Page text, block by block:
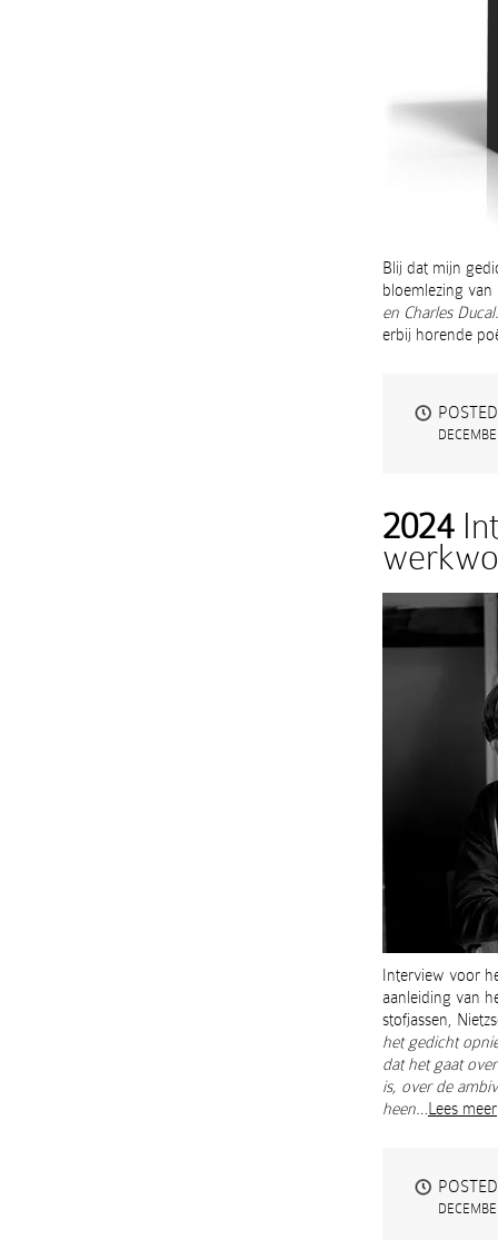
Blij dat mijn
bloemlezing
en Charles Ducal.
erbij horende
2024
Interview voor
aanleiding van
stofjassen,
het gedicht
dat het gaat
is, over de
heen… Lees meer